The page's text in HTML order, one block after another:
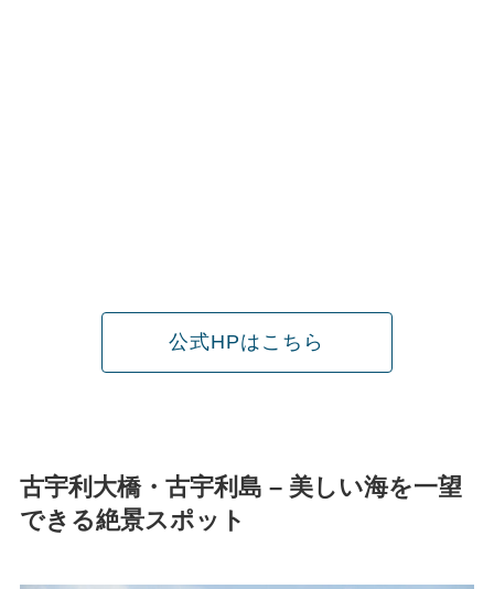
公式HPはこちら
古宇利大橋・古宇利島 – 美しい海を一望
できる絶景スポット